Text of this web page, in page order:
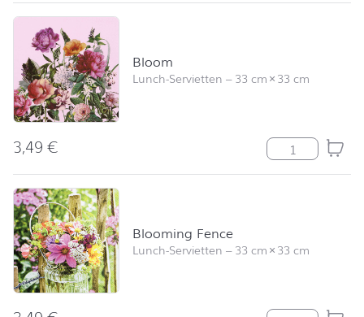
Bloom
Lunch-Servietten –33 cm×33 cm
3,49€ Bloom Menge
Blooming Fence
Lunch-Servietten –33 cm×33 cm